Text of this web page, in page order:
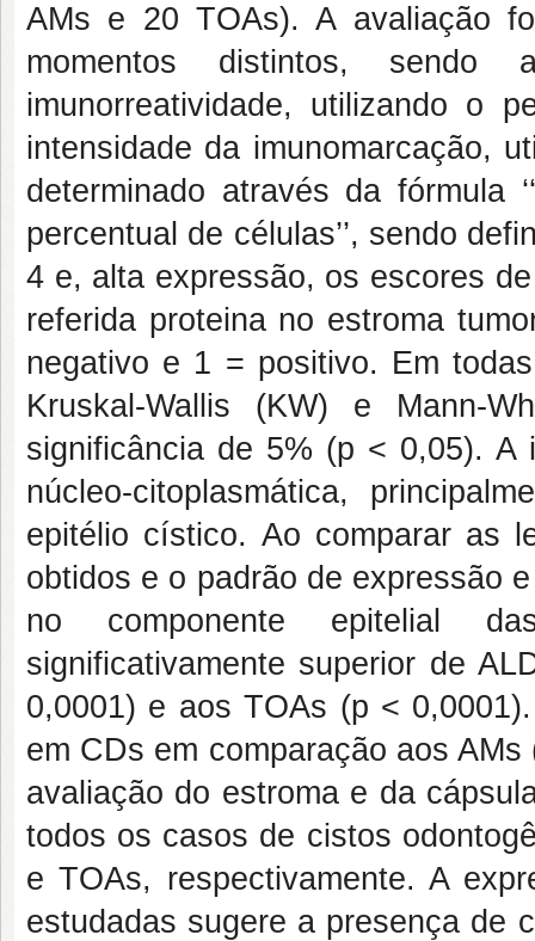
AMs e 20 TOAs). A avaliação
momentos distintos,
imunorreatividade, utilizando o
intensidade da imunomarcação,
determinado através da fórmula
percentual de células’’, sendo
4 e, alta expressão, os escores
referida proteina no estroma
negativo e 1 = positivo. Em
Kruskal-Wallis (KW) e Mann-
significância de 5% (p < 0,05). A
núcleo-citoplasmática,
epitélio cístico. Ao comparar as
obtidos e o padrão de expressão
no componente epitelial
significativamente superior de
0,0001) e aos TOAs (p <
em CDs em comparação aos
avaliação do estroma e da
todos os casos de cistos
e TOAs, respectivamente. A
estudadas sugere a presença de